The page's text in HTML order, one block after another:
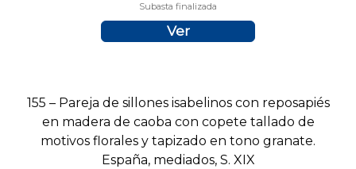
Subasta finalizada
Ver
155 – Pareja de sillones isabelinos con reposapiés
en madera de caoba con copete tallado de
motivos florales y tapizado en tono granate.
España, mediados, S. XIX